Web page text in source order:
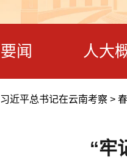
要闻 人大
习近平总书记在云南考察 >
“牢